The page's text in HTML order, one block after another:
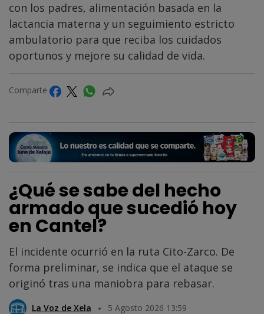
con los padres, alimentación basada en la
lactancia materna y un seguimiento estricto
ambulatorio para que reciba los cuidados
oportunos y mejore su calidad de vida.
Comparte
¿Qué se sabe del hecho
armado que sucedió hoy
en Cantel?
El incidente ocurrió en la ruta Cito-Zarco. De
forma preliminar, se indica que el ataque se
originó tras una maniobra para rebasar.
La Voz de Xela 5 Agosto 2026 13:59